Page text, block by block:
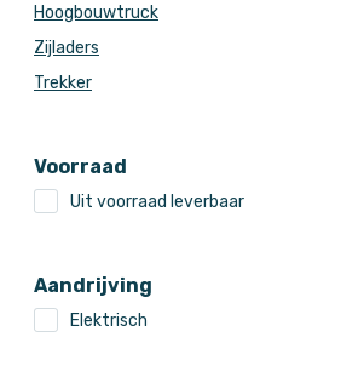
Hoogbouwtruck
Zijladers
Trekker
Voorraad
Uit voorraad leverbaar
Aandrijving
Elektrisch